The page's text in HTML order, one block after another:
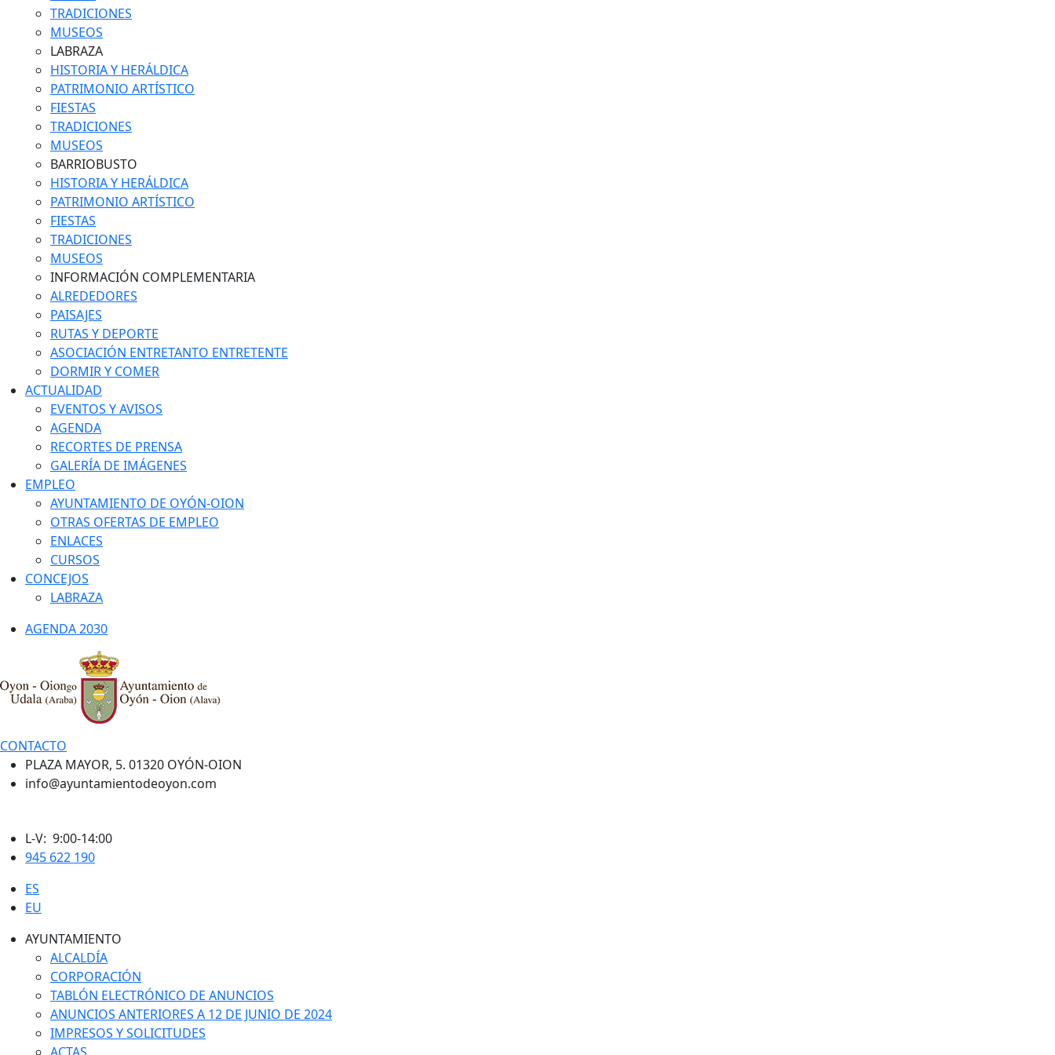
TRADICIONES
MUSEOS
LABRAZA
HISTORIA Y HERÁLDICA
PATRIMONIO ARTÍSTICO
FIESTAS
TRADICIONES
MUSEOS
BARRIOBUSTO
HISTORIA Y HERÁLDICA
PATRIMONIO ARTÍSTICO
FIESTAS
TRADICIONES
MUSEOS
INFORMACIÓN COMPLEMENTARIA
ALREDEDORES
PAISAJES
RUTAS Y DEPORTE
ASOCIACIÓN ENTRETANTO ENTRETENTE
DORMIR Y COMER
ACTUALIDAD
EVENTOS Y AVISOS
AGENDA
RECORTES DE PRENSA
GALERÍA DE IMÁGENES
EMPLEO
AYUNTAMIENTO DE OYÓN-OION
OTRAS OFERTAS DE EMPLEO
ENLACES
CURSOS
CONCEJOS
LABRAZA
AGENDA 2030
CONTACTO
PLAZA MAYOR, 5. 01320 OYÓN-OION
info@ayuntamientodeoyon.com
L-V: 9:00-14:00
945 622 190
ES
EU
AYUNTAMIENTO
ALCALDÍA
CORPORACIÓN
TABLÓN ELECTRÓNICO DE ANUNCIOS
ANUNCIOS ANTERIORES A 12 DE JUNIO DE 2024
IMPRESOS Y SOLICITUDES